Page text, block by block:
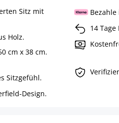
Sitz mit
Holz.
cm x 38 cm.
Sitzgefühl.
Design.
Bezahle
14